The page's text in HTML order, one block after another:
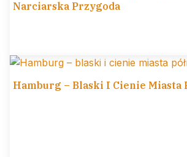
Narciarska Przygoda
Hamburg – Blaski I Cienie Miasta